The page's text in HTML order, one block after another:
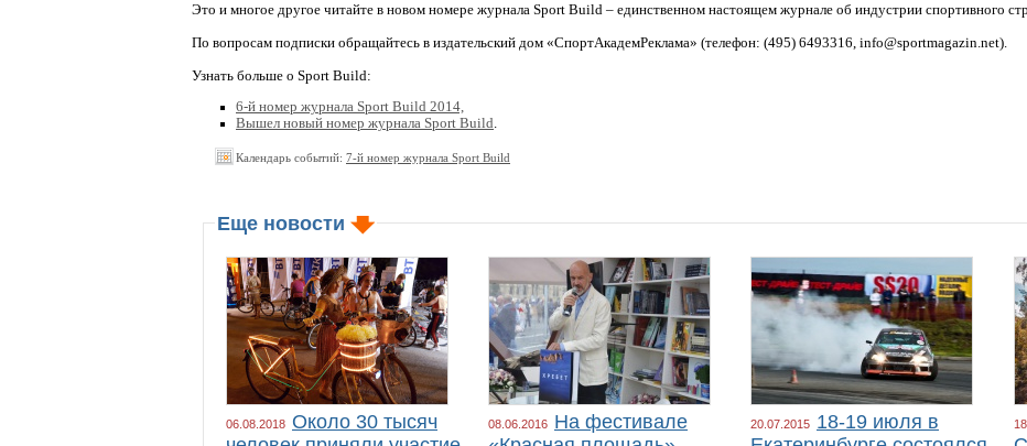
Это и многое другое читайте в новом номере журнала Sport Build – единственном настоящем журнале об индустрии спортивного
По вопросам подписки обращайтесь в издательский дом «СпортАкадемРеклама» (телефон: (495) 649­33­16, info@sportmagazin.net).
Узнать больше о Sport Build:
6-й номер журнала Sport Build 2014,
Вышел новый номер журнала Sport Build
Календарь событий: 7-­й номер журнала Sport Build
Еще новости
06.08.2018 Около 30 тысяч
08.06.2016 На фестивале
20.07.2015 18-19 июля в